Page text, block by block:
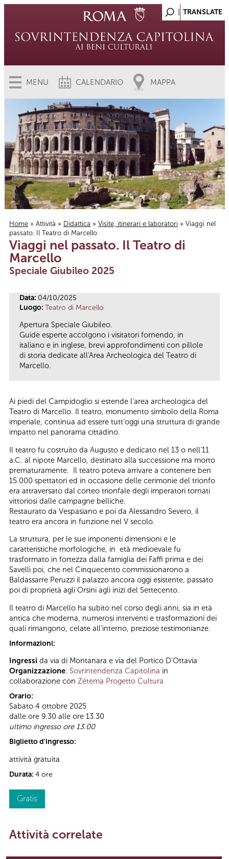
MENU CALENDARIO MAPPA
Tu sei qui
Home » Attività » Didattica » Visite, itinerari e laboratori » Viaggi nel
passato. Il Teatro di Marcello
Viaggi nel passato. Il Teatro di
Marcello
Speciale Giubileo 2025
Data: 04/10/2025
Luogo: Teatro di Marcello
Apertura Speciale Giubileo.
Guide esperte accolgono i visitatori fornendo, in
italiano e in inglese, brevi approfondimenti con pillole
di storia dedicate all'Area Archeologica del Teatro di
Marcello.
Ai piedi del Campidoglio si estende l’area archeologica del
Teatro di Marcello. Il teatro, monumento simbolo della Roma
imperiale, continua ad essere tutt’oggi una struttura di grande
impatto nel panorama cittadino.
Il teatro fu costruito da Augusto e dedicato nel 13 o nell’11
a.C. al nipote Marcello, destinato alla successione ma morto
prematuramente. Il teatro poteva arrivare a contenere ben
15.000 spettatori ed in occasione delle cerimonie del trionfo
era attraversato dal corteo trionfale degli imperatori tornati
vittoriosi dalle campagne belliche.
Restaurato da Vespasiano e poi da Alessandro Severo, il
teatro era ancora in funzione nel V secolo.
La struttura, per le sue imponenti dimensioni e le
caratteristiche morfologiche, in età medioevale fu
trasformato in fortezza dalla famiglia dei Faffi prima e dei
Savelli poi, che nel Cinquecento commissionarono a
Baldassarre Peruzzi il palazzo ancora oggi esistente, passato
poi di proprietà agli Orsini agli inizi del Settecento.
Il teatro di Marcello ha subito nel corso degli anni, sia in età
antica che moderna, numerosi interventi e trasformazioni dei
quali rimangono, celate all’interno, preziose testimonianze.
Informazioni:
Ingressi da via di Montanara e via del Portico D’Ottavia
Organizzazione: Sovrintendenza Capitolina in
collaborazione con Zètema Progetto Cultura
Orario:
Sabato 4 ottobre 2025
dalle ore 9.30 alle ore 13.30
ultimo ingresso ore 13.00
Biglietto d'ingresso:
attività gratuita
Durata: 4 ore
Gratis
Attività correlate